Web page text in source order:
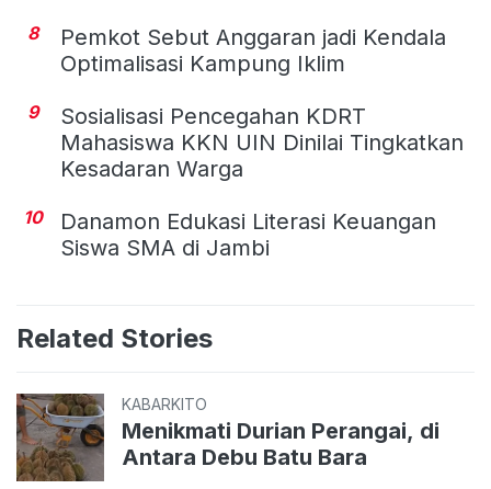
8
Pemkot Sebut Anggaran jadi Kendala
Optimalisasi Kampung Iklim
9
Sosialisasi Pencegahan KDRT
Mahasiswa KKN UIN Dinilai Tingkatkan
Kesadaran Warga
10
Danamon Edukasi Literasi Keuangan
Siswa SMA di Jambi
Related Stories
KABARKITO
Menikmati Durian Perangai, di
Antara Debu Batu Bara